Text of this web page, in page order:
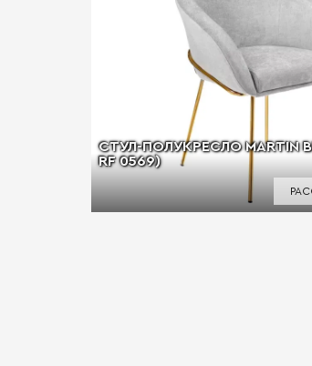
СТУЛ-ПОЛУКРЕСЛО MARTIN
RF 0569)